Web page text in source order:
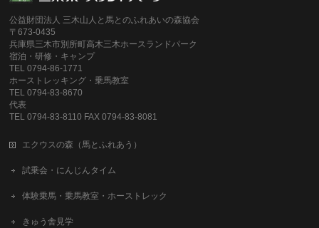
公益財団法人 三木山人と馬とのふれあいの森協会
〒673-0435
兵庫県三木市別所町高木三木ホースランドパーク
宿泊・研修・キャンプ
TEL 0794-86-1771
ホーストレッキング・乗馬教室
TEL 0794-83-8670
代表
TEL 0794-83-8110 FAX 0794-83-8081
エクウスの森（馬とふれあう）
試乗会・にんじんタイム
体験乗馬・乗馬教室・ホーストレック
きゅう舎見学